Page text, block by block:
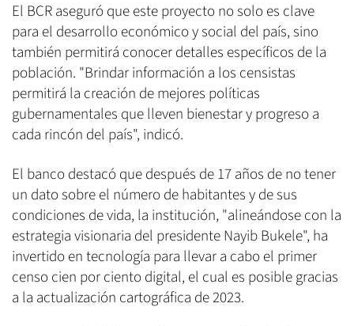
El BCR aseguró que este proyecto no solo es clave
para el desarrollo económico y social del país, sino
también permitirá conocer detalles específicos de la
población. "Brindar información a los censistas
permitirá la creación de mejores políticas
gubernamentales que lleven bienestar y progreso a
cada rincón del país", indicó.
El banco destacó que después de 17 años de no tener
un dato sobre el número de habitantes y de sus
condiciones de vida, la institución, "alineándose con la
estrategia visionaria del presidente Nayib Bukele", ha
invertido en tecnología para llevar a cabo el primer
censo cien por ciento digital, el cual es posible gracias
a la actualización cartográfica de 2023.